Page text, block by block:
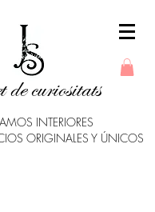
de curiositats
INTERIORES
ORIGINALES Y ÚNICOS